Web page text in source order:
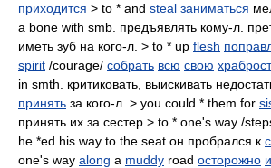
приходится > to * and steal заниматься
a bone with smb. предъявлять кому-л.
иметь зуб на кого-л. > to * up flesh
spirit /courage/ собрать всю свою
in smth. критиковать, выискивать
принять за кого-л. > you could * them for
принять их за сестер > to * one's way /
he *ed his way to the seat он пробрался к
one's way along a muddy road осторожно